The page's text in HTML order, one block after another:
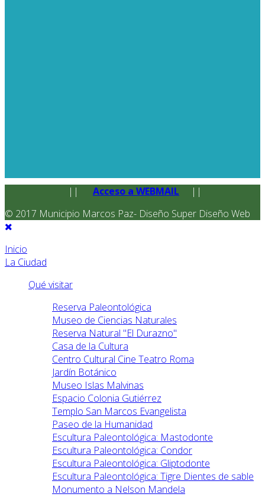
|| Acceso a WEBMAIL
||
© 2017 Municipio Marcos Paz- Diseño Super Diseño Web
Inicio
La Ciudad
Qué visitar
Reserva Paleontológica
Museo de Ciencias Naturales
Reserva Natural "El Durazno"
Casa de la Cultura
Centro Cultural Cine Teatro Roma
Jardín Botánico
Museo Islas Malvinas
Espacio Colonia Gutiérrez
Templo San Marcos Evangelista
Paseo de la Humanidad
Escultura Paleontológica: Mastodonte
Escultura Paleontológica: Condor
Escultura Paleontológica: Gliptodonte
Escultura Paleontológica: Tigre Dientes de sable
Monumento a Nelson Mandela